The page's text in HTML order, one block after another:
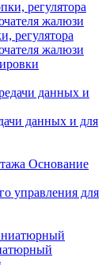
регулятора
жалюзи
данных и для
Основание
управления для